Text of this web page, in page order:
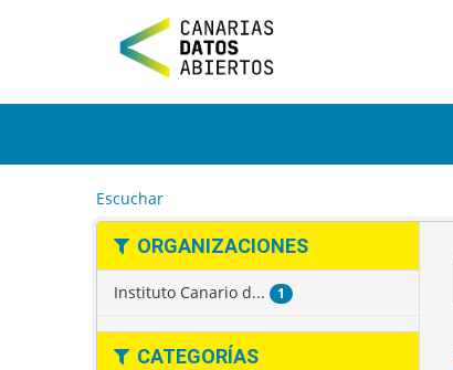
t
Escuchar
ORGANIZACIONES
Instituto Canario d... 1
CATEGORÍAS